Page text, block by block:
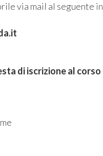
via mail al seguente
di iscrizione al corso